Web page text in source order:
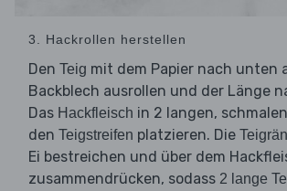
3. Hackrollen herstellen
Den Teig mit dem Papier nach unten
Backblech ausrollen und der Länge
Das Hackfleisch in 2 langen,
den Teigstreifen platzieren. Die
Ei bestreichen und über dem
zusammendrücken, sodass 2 lange